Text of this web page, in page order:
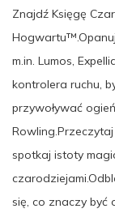
Znajdź Księgę
m.in. Lumos,
kontrolera ruchu,
przywoływać
spotkaj istoty
się, co znaczy być